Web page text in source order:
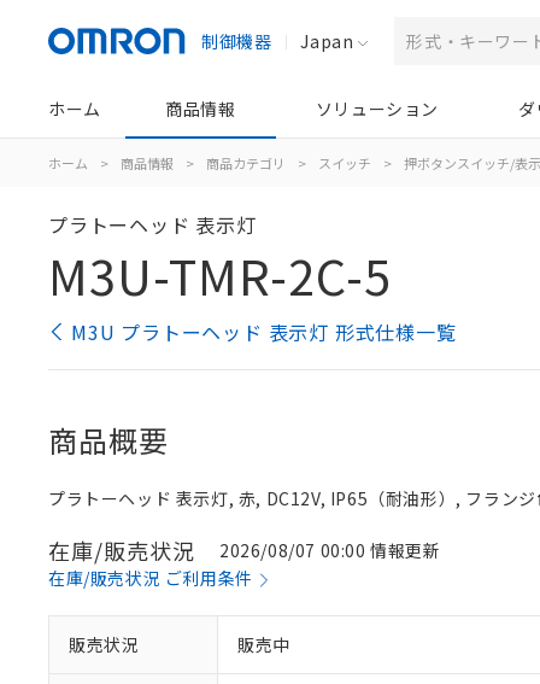
制御機器 Japan
ホーム 商品情報 ソリューション
ホーム > 商品情報 > 商品カテゴリ > スイッチ > 押ボタンスイッチ/表
プラトーヘッド 表示灯
M3U-TMR-2C-5
M3U プラトーヘッド 表示灯 形式仕様一覧
商品概要
プラトーヘッド 表示灯, 赤, DC12V, IP65（耐油形）, フラン
在庫/販売状況
2026/08/07 00:00 情報更新
在庫/販売状況 ご利用条件
販売状況 販売中